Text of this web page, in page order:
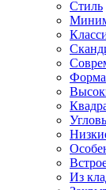
Стиль
Форма
Из